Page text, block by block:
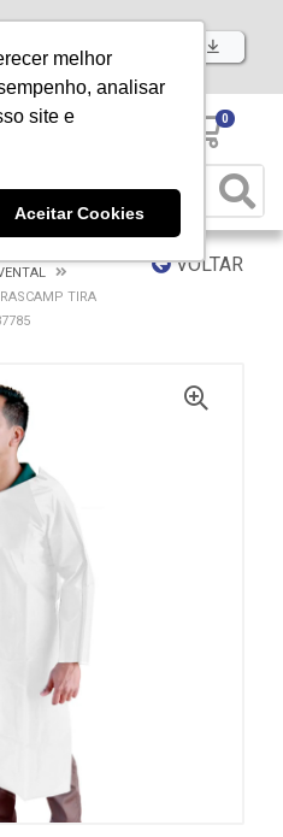
melhor
analisar
site e
Aceitar Cookies
Baixe já nosso APP
0
VOLTAR
TIRA